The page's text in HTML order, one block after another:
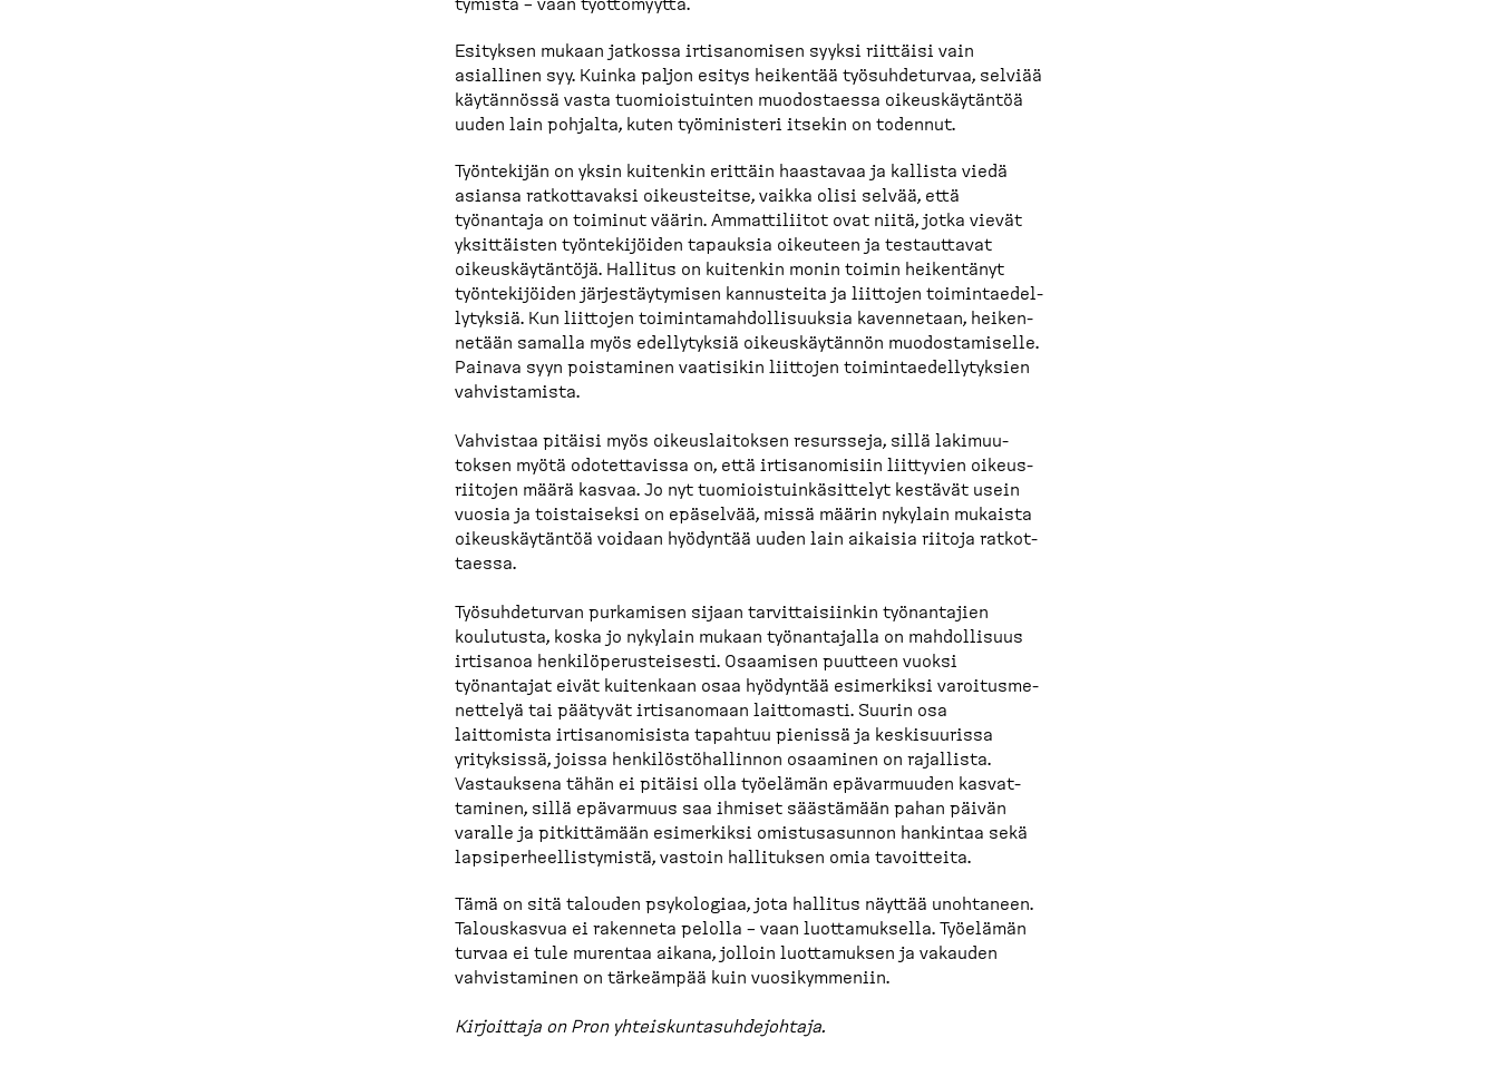
tymistä – vaan työttö­myyttä.
Esityksen mukaan jatkossa irtisa­nomisen syyksi riittäisi vain
asiallinen syy. Kuinka paljon esitys heikentää työsuh­de­turvaa, selviää
käytännössä vasta tuomiois­tuinten muodos­taessa oikeus­käy­täntöä
uuden lain pohjalta, kuten työministeri itsekin on todennut.
Työntekijän on yksin kuitenkin erittäin haastavaa ja kallista viedä
asiansa ratkot­tavaksi oikeus­teitse, vaikka olisi selvää, että
työnantaja on toiminut väärin. Ammatti­liitot ovat niitä, jotka vievät
yksittäisten työnte­ki­jöiden tapauksia oikeuteen ja testauttavat
oikeus­käy­täntöjä. Hallitus on kuitenkin monin toimin heikentänyt
työnte­ki­jöiden järjes­täy­tymisen kannusteita ja liittojen toimin­tae­del­
ly­tyksiä. Kun liittojen toimin­ta­mah­dol­li­suuksia kavennetaan, heiken­
netään samalla myös edelly­tyksiä oikeus­käy­tännön muodos­ta­miselle.
Painava syyn poistaminen vaatisikin liittojen toimin­tae­del­ly­tyksien
vahvis­tamista.
Vahvistaa pitäisi myös oikeus­lai­toksen resursseja, sillä lakimuu­
toksen myötä odotet­tavissa on, että irtisa­no­misiin liittyvien oikeus­
riitojen määrä kasvaa. Jo nyt tuomiois­tuin­kä­sittelyt kestävät usein
vuosia ja toistaiseksi on epäselvää, missä määrin nykylain mukaista
oikeus­käy­täntöä voidaan hyödyntää uuden lain aikaisia riitoja ratkot­
taessa.
Työsuh­de­turvan purkamisen sijaan tarvit­tai­siinkin työnan­tajien
koulutusta, koska jo nykylain mukaan työnan­tajalla on mahdol­lisuus
irtisanoa henkilö­pe­rus­teisesti. Osaamisen puutteen vuoksi
työnantajat eivät kuitenkaan osaa hyödyntää esimerkiksi varoitus­me­
nettelyä tai päätyvät irtisa­nomaan laittomasti. Suurin osa
laittomista irtisa­no­misista tapahtuu pienissä ja keskisuurissa
yrityksissä, joissa henkilös­tö­hal­linnon osaaminen on rajallista.
Vastauksena tähän ei pitäisi olla työelämän epävar­muuden kasvat­
taminen, sillä epävarmuus saa ihmiset säästämään pahan päivän
varalle ja pitkit­tämään esimerkiksi omistusa­sunnon hankintaa sekä
lapsiper­heel­lis­tymistä, vastoin hallituksen omia tavoitteita.
Tämä on sitä talouden psykologiaa, jota hallitus näyttää unohtaneen.
Talous­kasvua ei rakenneta pelolla – vaan luotta­muksella. Työelämän
turvaa ei tule murentaa aikana, jolloin luotta­muksen ja vakauden
vahvis­taminen on tärkeämpää kuin vuosikym­meniin.
Kirjoittaja on Pron yhteis­kun­ta­suh­de­johtaja.